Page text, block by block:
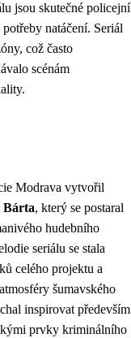
jsou skutečné policejní
natáčení. Seriál
což často
scénám
Modrava vytvořil
Bárta, který se postaral
hudebního
seriálu se stala
celého projektu a
šumavského
inspirovat především
prvky kriminálního